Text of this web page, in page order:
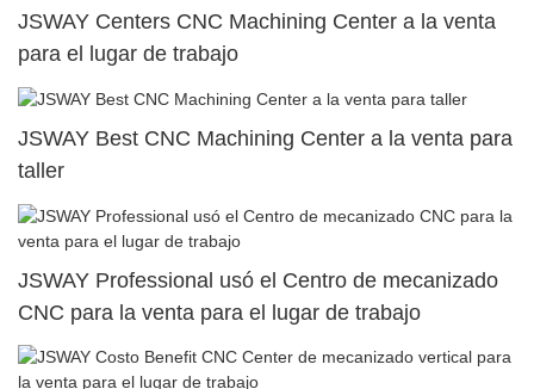
JSWAY Centers CNC Machining Center a la venta
para el lugar de trabajo
JSWAY Best CNC Machining Center a la venta para
taller
JSWAY Professional usó el Centro de mecanizado
CNC para la venta para el lugar de trabajo